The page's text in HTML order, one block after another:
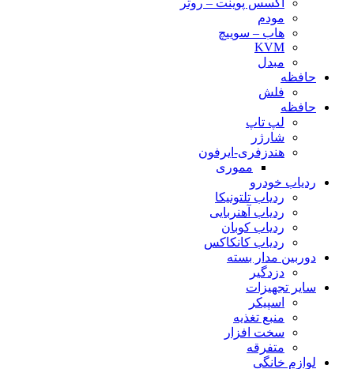
اکسس پوینت – روتر
مودم
هاب – سوییچ
KVM
مبدل
حافظه
فلش
حافظه
لپ تاپ
شارژر
هندزفری-ایرفون
مموری
ردیاب خودرو
ردیاب تلتونیکا
ردیاب آهنربایی
ردیاب کوبان
ردیاب کانکاکس
دوربین مدار بسته
دزدگیر
سایر تجهیزات
اسپیکر
منبع تغذیه
سخت افزار
متفرقه
لوازم خانگی